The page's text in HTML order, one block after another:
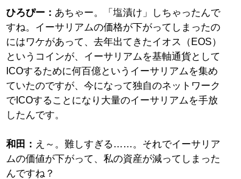
ひろぴー： あちゃー。「塩漬け」しちゃったんで
すね。イーサリアムの価格が下がってしまったの
にはワケがあって、去年出てきたイオス（EOS）
というコインが、イーサリアムを基軸通貨として
ICOするために何百億というイーサリアムを集め
ていたのですが、今になって独自のネットワーク
でICOすることになり大量のイーサリアムを手放
したんです。
和田： え～。難しすぎる……。それでイーサリア
ムの価値が下がって、私の資産が減ってしまった
んですね？